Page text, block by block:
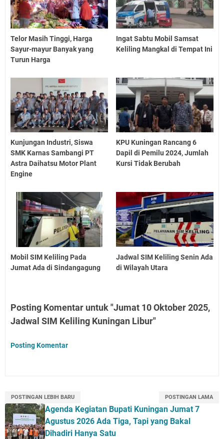
Telor Masih Tinggi, Harga
Sayur-mayur Banyak yang
Turun Harga
Ingat Sabtu Mobil Samsat
Keliling Mangkal di Tempat Ini
Kunjungan Industri, Siswa
SMK Karnas Sambangi PT
Astra Daihatsu Motor Plant
Engine
KPU Kuningan Rancang 6
Dapil di Pemilu 2024, Jumlah
Kursi Tidak Berubah
Mobil SIM Keliling Pada
Jumat Ada di Sindangagung
Jadwal SIM Keliling Senin Ada
di Wilayah Utara
Posting Komentar untuk "Jumat 10 Oktober 2025,
Jadwal SIM Keliling Kuningan Libur"
Posting Komentar
POSTINGAN LEBIH BARU POSTINGAN LAMA
Agenda Kegiatan Bupati Kuningan Jumat 7
Agustus 2026 Ada Tiga, Tapi yang Bakal
Dihadiri Hanya Satu